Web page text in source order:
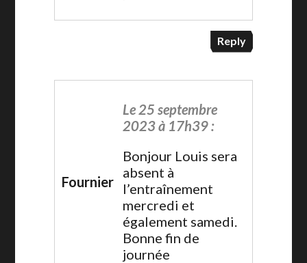
Reply
Fournier
Le 25 septembre
2023 à 17h39 :
Bonjour Louis sera
absent à
l’entraînement
mercredi et
également samedi.
Bonne fin de
journée